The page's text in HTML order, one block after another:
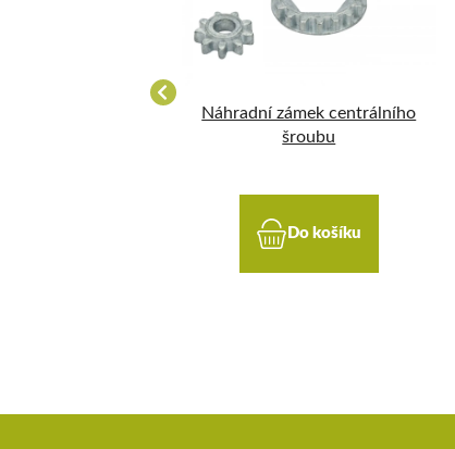
Náhradní zámek centrálního
šroubu
Do košíku